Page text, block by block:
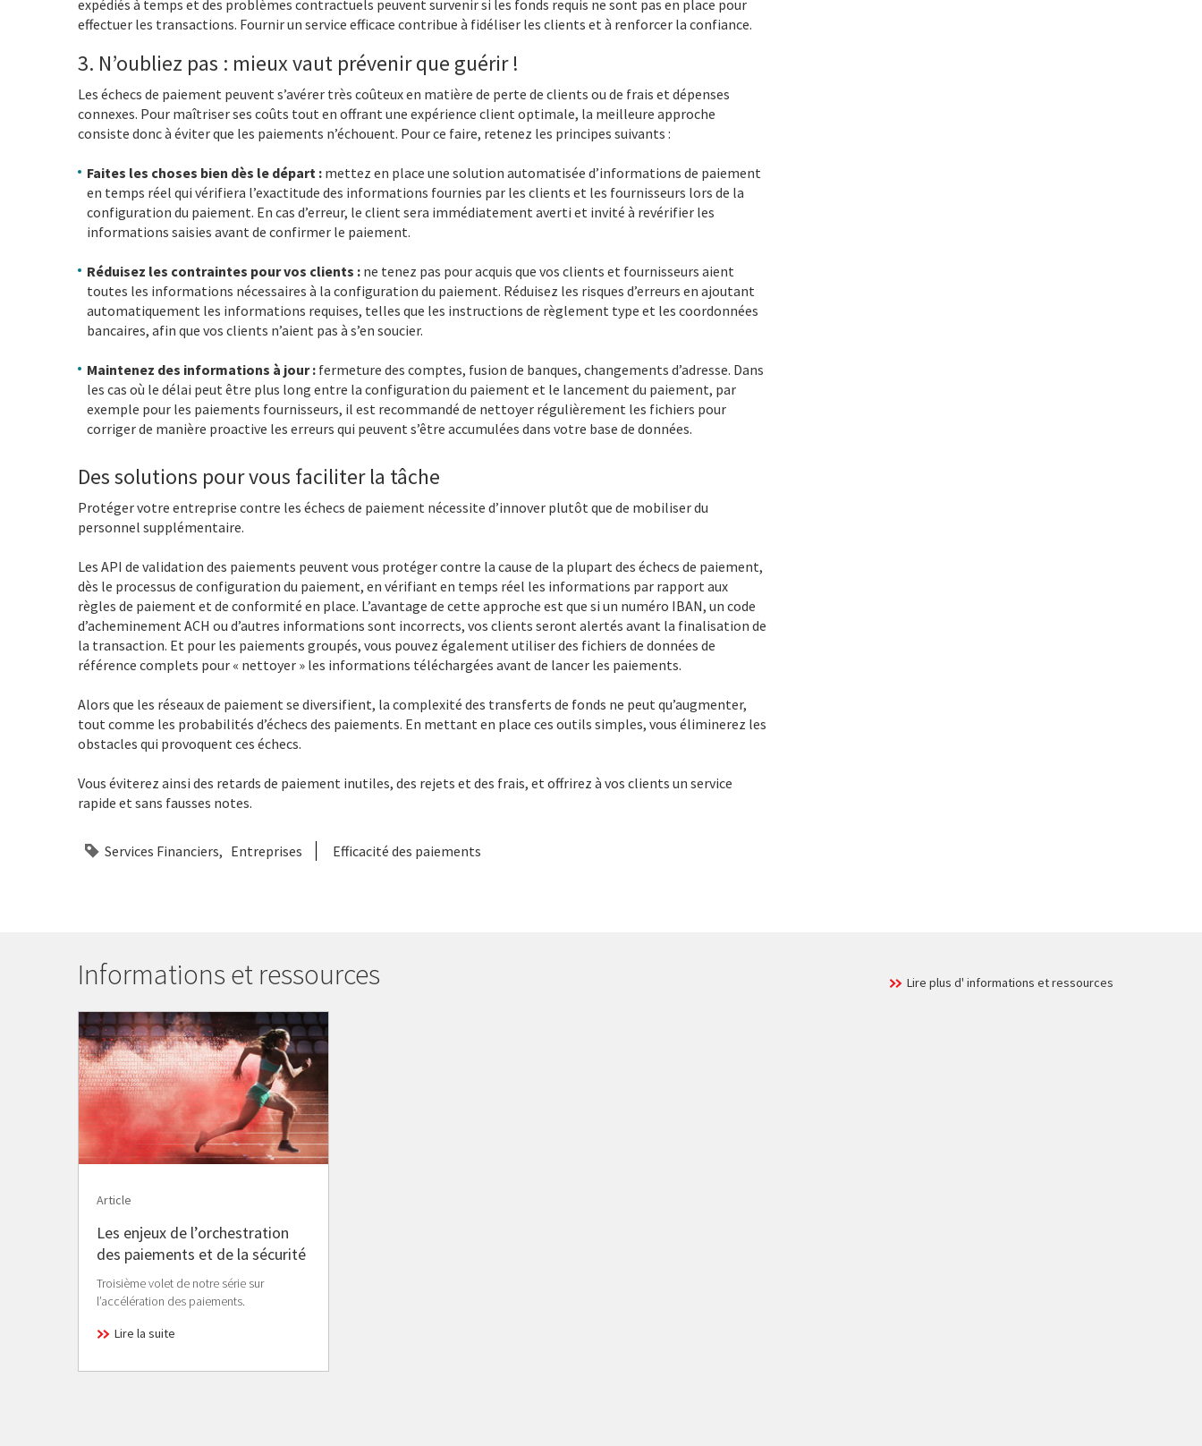
expédiés à temps et des problèmes contractuels peuvent survenir si les fonds requis ne sont pas en place pour
effectuer les transactions. Fournir un service efficace contribue à fidéliser les clients et à renforcer la confiance.
3. N’oubliez pas : mieux vaut prévenir que guérir !
Les échecs de paiement peuvent s’avérer très coûteux en matière de perte de clients ou de frais et dépenses
connexes. Pour maîtriser ses coûts tout en offrant une expérience client optimale, la meilleure approche
consiste donc à éviter que les paiements n’échouent. Pour ce faire, retenez les principes suivants :
Faites les choses bien dès le départ : mettez en place une solution automatisée d’informations de paiement
en temps réel qui vérifiera l’exactitude des informations fournies par les clients et les fournisseurs lors de la
configuration du paiement. En cas d’erreur, le client sera immédiatement averti et invité à revérifier les
informations saisies avant de confirmer le paiement.
Réduisez les contraintes pour vos clients : ne tenez pas pour acquis que vos clients et fournisseurs aient
toutes les informations nécessaires à la configuration du paiement. Réduisez les risques d’erreurs en ajoutant
automatiquement les informations requises, telles que les instructions de règlement type et les coordonnées
bancaires, afin que vos clients n’aient pas à s’en soucier.
Maintenez des informations à jour : fermeture des comptes, fusion de banques, changements d’adresse. Dans
les cas où le délai peut être plus long entre la configuration du paiement et le lancement du paiement, par
exemple pour les paiements fournisseurs, il est recommandé de nettoyer régulièrement les fichiers pour
corriger de manière proactive les erreurs qui peuvent s’être accumulées dans votre base de données.
Des solutions pour vous faciliter la tâche
Protéger votre entreprise contre les échecs de paiement nécessite d’innover plutôt que de mobiliser du
personnel supplémentaire.
Les API de validation des paiements peuvent vous protéger contre la cause de la plupart des échecs de paiement,
dès le processus de configuration du paiement, en vérifiant en temps réel les informations par rapport aux
règles de paiement et de conformité en place. L’avantage de cette approche est que si un numéro IBAN, un code
d’acheminement ACH ou d’autres informations sont incorrects, vos clients seront alertés avant la finalisation de
la transaction. Et pour les paiements groupés, vous pouvez également utiliser des fichiers de données de
référence complets pour « nettoyer » les informations téléchargées avant de lancer les paiements.
Alors que les réseaux de paiement se diversifient, la complexité des transferts de fonds ne peut qu’augmenter,
tout comme les probabilités d’échecs des paiements. En mettant en place ces outils simples, vous éliminerez les
obstacles qui provoquent ces échecs.
Vous éviterez ainsi des retards de paiement inutiles, des rejets et des frais, et offrirez à vos clients un service
rapide et sans fausses notes.
Services Financiers Entreprises Efficacité des paiements
Informations et ressources Lire plus d' informations et ressources
Article
Les enjeux de l’orchestration
des paiements et de la sécurité
Troisième volet de notre série sur
l’accélération des paiements.
Lire la suite